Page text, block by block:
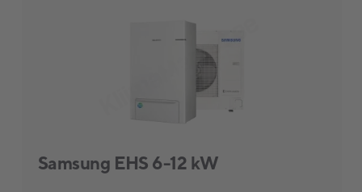
Samsung EHS 6-12 kW